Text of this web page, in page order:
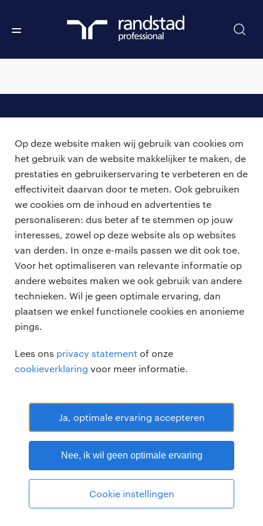
Op deze website maken wij gebruik van cookies om
het gebruik van de website makkelijker te maken, de
prestaties en gebruikerservaring te verbeteren en de
effectiviteit daarvan door te meten. Ook gebruiken
we cookies om de inhoud en advertenties te
personaliseren: dus beter af te stemmen op jouw
interesses, zowel op deze website als op websites
van derden. In onze e-mails passen we dit ook toe.
Voor het optimaliseren van relevante informatie op
andere websites maken we ook gebruik van andere
technieken. Wil je geen optimale ervaring, dan
plaatsen we enkel functionele cookies en anonieme
pings.
Lees ons privacy statement of onze
cookieverklaring voor meer informatie.
Ja, optimale ervaring accepteren
Nee, ik wil geen optimale ervaring
Cookie instellingen
vacatures
zzp-opdrachten
careers for expats
voor opdrachtgevers
algemene voorwaarden
over ons
bmc
onze kantoren
Randstad Professional Google score 4.15 -
RANDSTAD PROFESSIONAL is een geregistreerd handelsmerk van
Randstad N.V.